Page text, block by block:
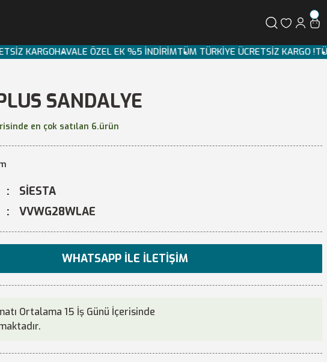
KARGOHAVALE ÖZEL EK %5 İNDİRİMTÜM TÜRKİYE ÜCRETSİZ KARGO !
SANDALYE
en çok satılan 6.ürün
SİESTA
VVWG28WLAE
WHATSAPP İLE İLETIŞIM
Ortalama 15 İş Günü İçerisinde